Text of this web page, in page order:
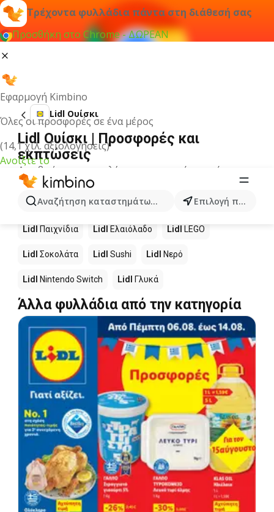
Τρέχοντα φυλλάδια πάντα στη διάθεσή σας
Προσθήκη στο Chrome - ΔΩΡΕΑΝ
Εφαρμογή Kimbino
Όλες οι προσφορές σε ένα μέρος
(14,1 χιλ. αξιολογήσεις)
Ανοίξτε το
Αναζήτηση καταστημάτων, κατηγοριών, προϊόντων...
Επιλογή πόλης
Lidl Ουίσκι
Lidl Ουίσκι | Προσφορές και
εκπτώσεις
Δεν βρήκαμε αποτελέσματα για αυτόν τον όρο.
Άλλα προϊόντα στα καταστήματα
Lidl
Lidl Παιχνίδια Lidl Ελαιόλαδο Lidl LEGO
Lidl Σοκολάτα Lidl Sushi Lidl Νερό
Lidl Nintendo Switch Lidl Γλυκά
Άλλα φυλλάδια από την κατηγορία